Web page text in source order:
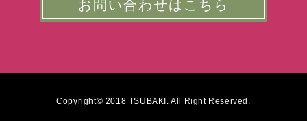
お問い合わせはこちら
Copyright© 2018 TSUBAKI. All Right Reserved.